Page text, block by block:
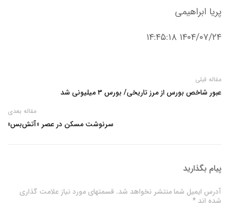
پریا ابراهیمی
۱۴۰۴/۰۷/۲۴ ۱۴:۴۵:۱۸
مقاله قبلی
عبور شاخص بورس از مرز تاریخی/ بورس ۳ میلیونی شد
مقاله بعدی
سرنوشت مسکن در عصر «آتش‌بس»
پیام بگذارید
آدرس ایمیل شما منتشر نخواهد شد. قسمتهای مورد نیاز علامت گذاری
شده اند *